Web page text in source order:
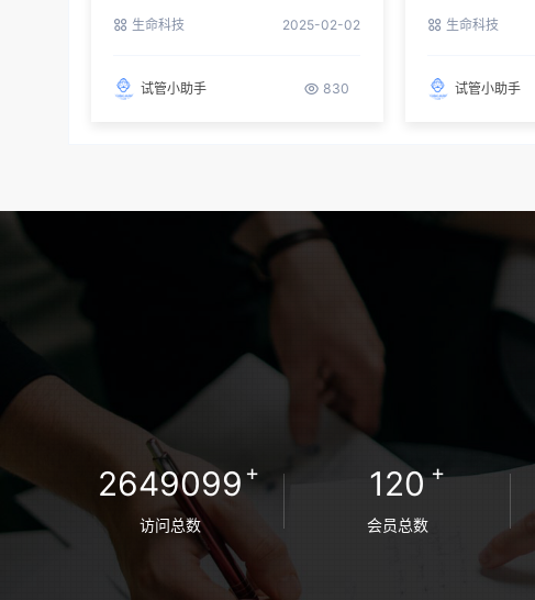
生命科技 2025-02-02
试管小助手 830
生命科技
试管小助手
2649099 +
访问总数
120+
会员总数